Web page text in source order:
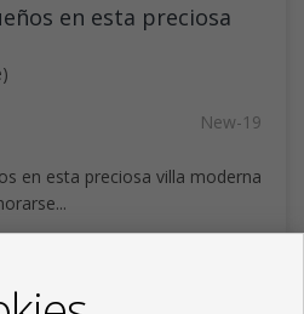
en esta preciosa
New-19
en esta preciosa villa moderna